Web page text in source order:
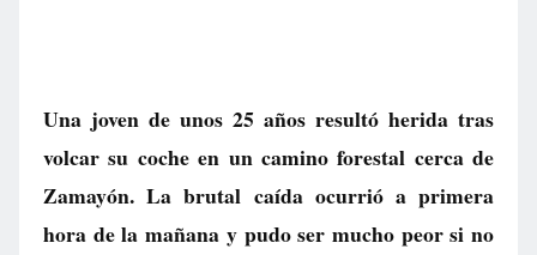
Una joven de unos 25 años resultó herida tras
volcar su coche en un camino forestal cerca de
Zamayón. La brutal caída ocurrió a primera
hora de la mañana y pudo ser mucho peor si no